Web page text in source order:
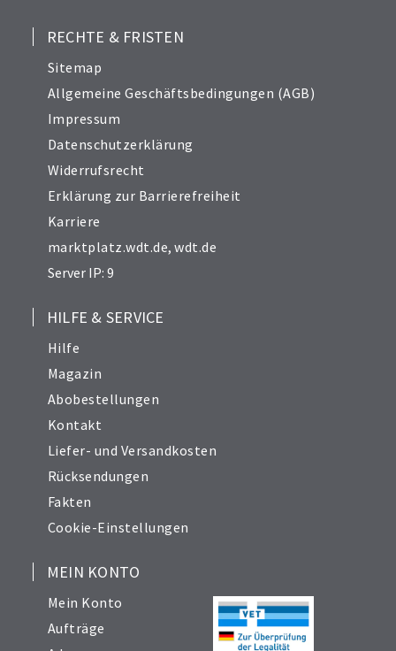
RECHTE & FRISTEN
Sitemap
Allgemeine Geschäftsbedingungen (AGB)
Impressum
Datenschutzerklärung
Widerrufsrecht
Erklärung zur Barrierefreiheit
Karriere
marktplatz.wdt.de,wdt.de
Server IP: 9
HILFE & SERVICE
Hilfe
Magazin
Abobestellungen
Kontakt
Liefer- und Versandkosten
Rücksendungen
Fakten
Cookie-Einstellungen
MEIN KONTO
Mein Konto
Aufträge